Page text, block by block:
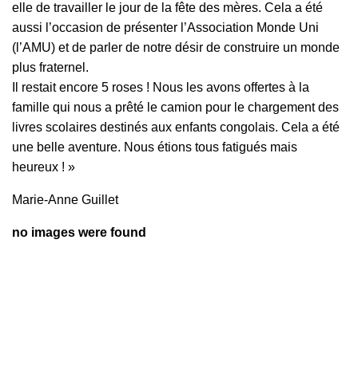
elle de travailler le jour de la fête des mères. Cela a été
aussi l’occasion de présenter l’Association Monde Uni
(l’AMU) et de parler de notre désir de construire un monde
plus fraternel.
Il restait encore 5 roses ! Nous les avons offertes à la
famille qui nous a prêté le camion pour le chargement des
livres scolaires destinés aux enfants congolais. Cela a été
une belle aventure. Nous étions tous fatigués mais
heureux ! »
Marie-Anne Guillet
no images were found